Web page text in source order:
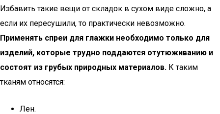
Избавить такие вещи от складок в сухом виде сложно, а
если их пересушили, то практически невозможно.
Применять спреи для глажки необходимо только для
изделий, которые трудно поддаются отутюживанию и
состоят из грубых природных материалов. К таким
тканям относятся:
Лен.